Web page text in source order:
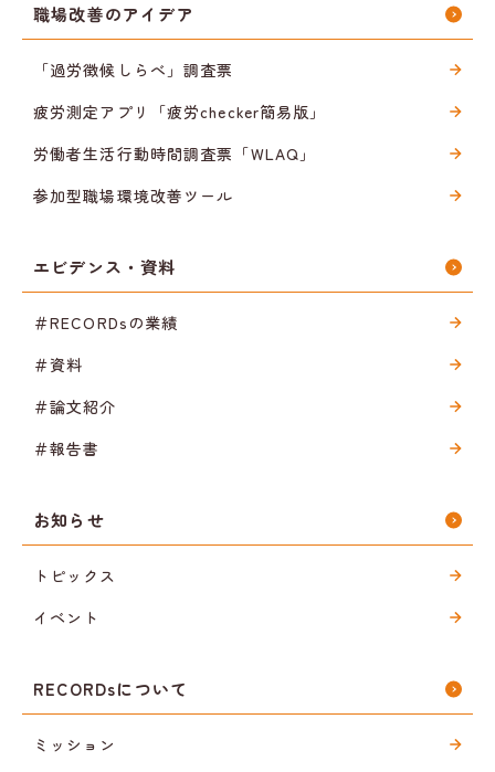
職場改善のアイデア
「過労徴候しらべ」調査票
疲労測定アプリ「疲労checker簡易版」
労働者生活行動時間調査票「WLAQ」
参加型職場環境改善ツール
エビデンス・資料
＃RECORDsの業績
＃資料
＃論文紹介
＃報告書
お知らせ
トピックス
イベント
RECORDsについて
ミッション